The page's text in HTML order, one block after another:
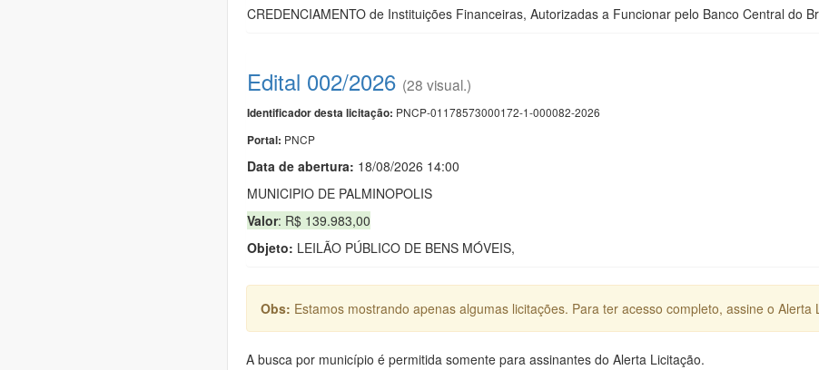
CREDENCIAMENTO de Instituições Financeiras, Autorizadas a Funcionar pelo Banco Central do
Edital 002/2026 (28 visual.)
Identificador desta licitação: PNCP-01178573000172-1-000082-2026
Portal: PNCP
Data de abertura: 18/08/2026 14:00
MUNICIPIO DE PALMINOPOLIS
Valor: R$ 139.983,00
Objeto: LEILÃO PÚBLICO DE BENS MÓVEIS,
Obs: Estamos mostrando apenas algumas licitações. Para ter acesso completo, assine o Alerta
A busca por município é permitida somente para assinantes do Alerta Licitação.